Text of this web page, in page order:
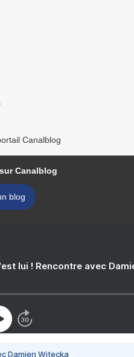
Canalblog
Canalblog
blog
lui ! Rencontre avec
Damien Witecka